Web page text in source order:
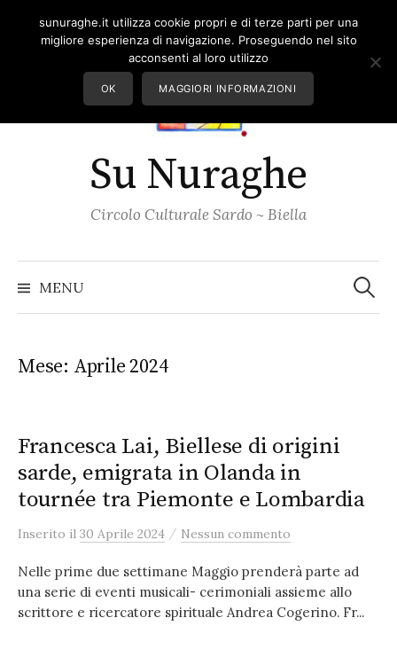
Su Nuraghe
Circolo Culturale Sardo ~ Biella
MENU per:
Mese: Aprile 2024
Francesca Lai, Biellese di origini
sarde, emigrata in Olanda in
tournée tra Piemonte e Lombardia
Inserito il 30 Aprile 2024 / Nessun commento
Nelle prime due settimane Maggio prenderà parte ad
una serie di eventi musicali- cerimoniali assieme allo
scrittore e ricercatore spirituale Andrea Cogerino. Fr...
sunuraghe.it utilizza cookie propri e di terze parti per una
migliore esperienza di navigazione. Proseguendo nel sito
acconsenti al loro utilizzo
OK MAGGIORI INFORMAZIONI